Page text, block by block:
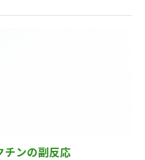
チンの副反応